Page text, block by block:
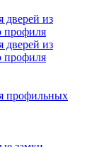
дверей из
профиля
дверей из
профиля
профильных